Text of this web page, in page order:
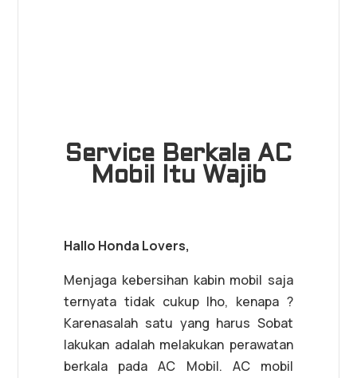
Service Berkala AC
Mobil Itu Wajib
Hallo Honda Lovers,
Menjaga kebersihan kabin mobil saja
ternyata tidak cukup lho, kenapa ?
Karenasalah satu yang harus Sobat
lakukan adalah melakukan perawatan
berkala pada AC Mobil. AC mobil